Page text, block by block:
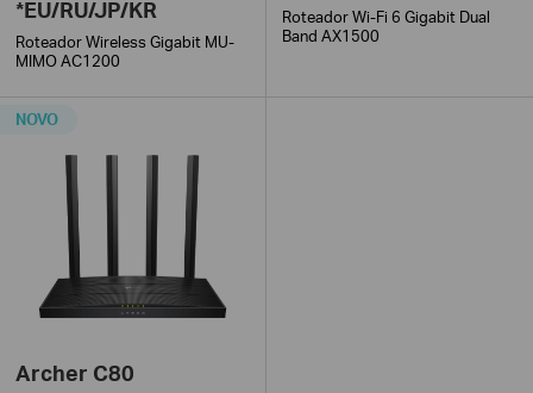
*EU/RU/JP/KR
Roteador Wireless Gigabit MU-
MIMO AC1200
Roteador Wi-Fi 6 Gigabit Dual
Band AX1500
Archer C80
NOVO